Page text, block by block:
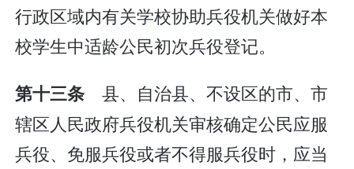
行政区域内有关学校协助兵役机关做好本
校学生中适龄公民初次兵役登记。
第十三条县、自治县、不设区的市、市
辖区人民政府兵役机关审核确定公民应服
兵役、免服兵役或者不得服兵役时，应当